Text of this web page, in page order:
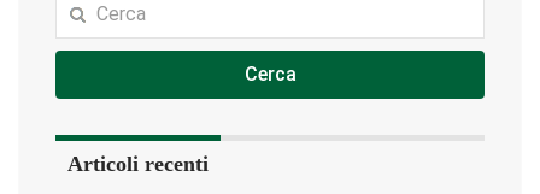
Cerca
Articoli recenti